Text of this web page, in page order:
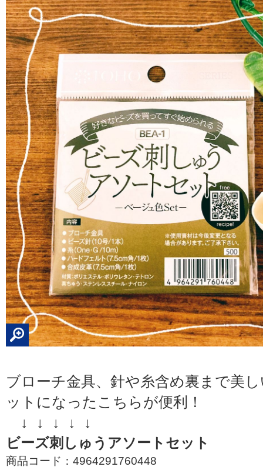
ブローチ金具、針や糸含め裏まで美
ットになったこちらが便利！
↓ ↓ ↓ ↓ ↓
ビーズ刺しゅうアソートセット
商品コード：4964291760448